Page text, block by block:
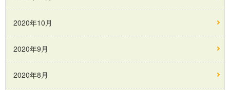
2020年10月
2020年9月
2020年8月